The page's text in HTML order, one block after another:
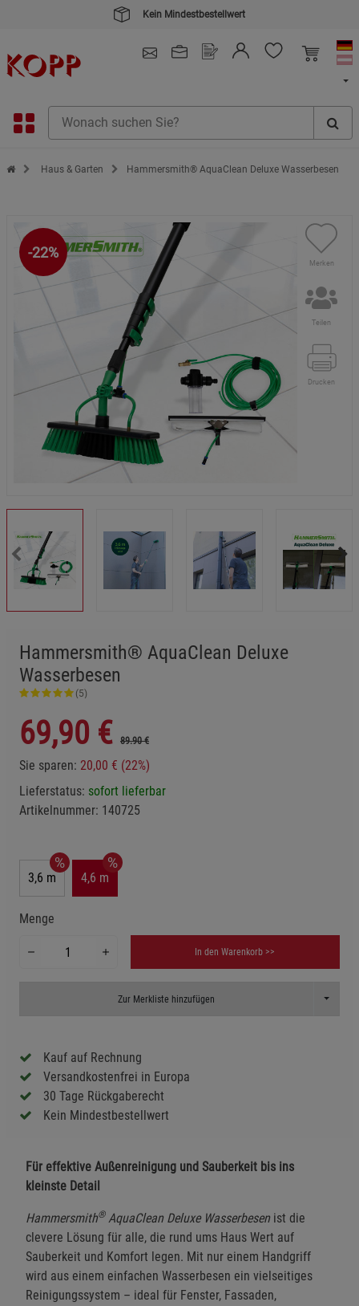
Zur Startseite des Kopp Verlag Online-Shop
Haus & Garten Hammersmith® AquaClean Deluxe Wasserbesen
-22%
Merken
Teilen
Drucken
Hammersmith® AquaClean Deluxe
Wasserbesen
(5)
69,90 € 89.90 €
Sie sparen: 20,00 € (22%)
Lieferstatus: sofort lieferbar
Artikelnummer: 140725
3,6 m 4,6 m
Menge
In den Warenkorb >>
Zur Merkliste hinzufügen Toggle
Kauf auf Rechnung
Versandkostenfrei in Europa
30 Tage Rückgaberecht
Kein Mindestbestellwert
Für effektive Außenreinigung und Sauberkeit bis ins
kleinste Detail
Hammersmith®AquaClean Deluxe Wasserbesen ist die
clevere Lösung für alle, die rund ums Haus Wert auf
Sauberkeit und Komfort legen. Mit nur einem Handgriff
wird aus einem einfachen Wasserbesen ein vielseitiges
Reinigungssystem – ideal für Fenster, Fassaden,